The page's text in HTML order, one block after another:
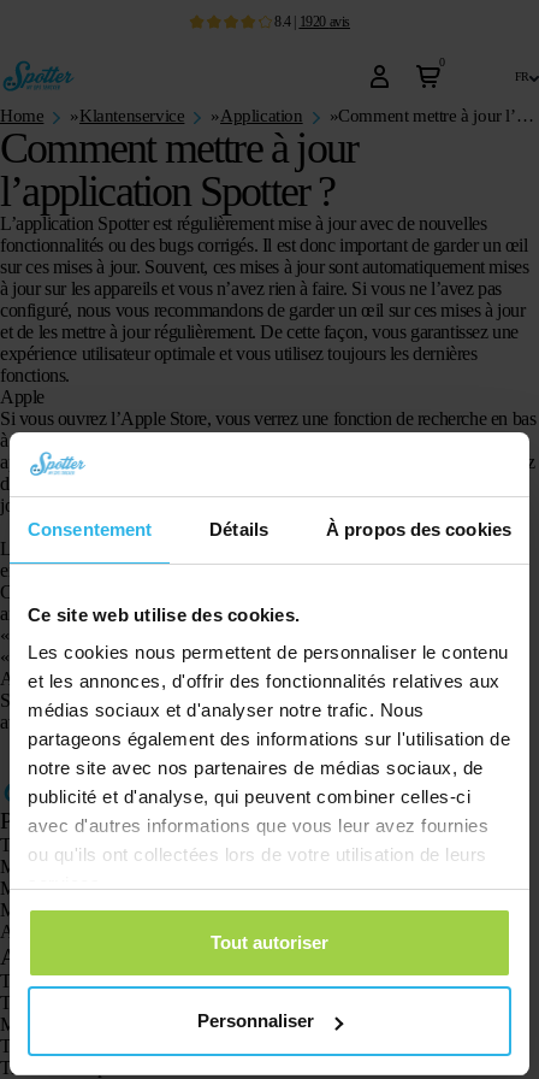
Consentement Détails À propos des cookies
Ce site web utilise des cookies.
Les cookies nous permettent de personnaliser le contenu
et les annonces, d'offrir des fonctionnalités relatives aux
médias sociaux et d'analyser notre trafic. Nous
partageons également des informations sur l'utilisation de
notre site avec nos partenaires de médias sociaux, de
publicité et d'analyse, qui peuvent combiner celles-ci
avec d'autres informations que vous leur avez fournies
ou qu'ils ont collectées lors de votre utilisation de leurs
Tout autoriser
Personnaliser
8.4| 1920 avis
0
fr
Home »Klantenservice »Application » Comment mettre à jour l’application Spotter ?
Comment mettre à jour
l’application Spotter ?
L’application Spotter est régulièrement mise à jour avec de nouvelles
fonctionnalités ou des bugs corrigés. Il est donc important de garder un œil
sur ces mises à jour. Souvent, ces mises à jour sont automatiquement mises
à jour sur les appareils et vous n’avez rien à faire. Si vous ne l’avez pas
configuré, nous vous recommandons de garder un œil sur ces mises à jour
et de les mettre à jour régulièrement. De cette façon, vous garantissez une
expérience utilisateur optimale et vous utilisez toujours les dernières
fonctions.
Apple
Si vous ouvrez l’Apple Store, vous verrez une fonction de recherche en bas
à droite. Là, vous recherchez « spotter gps ». L’application Spotter
apparaîtra maintenant. Cliquez sur l’icône de l’application et vous trouverez
des informations sur l’état actuel de l’application et si elle doit être mise à
jour avec une version plus récente.
Android
Lorsque vous ouvrez le Play Store, cliquez sur le bouton de menu (cercle)
en haut à droite ou utilisez l’écran de recherche et entrez « spotter gps ».
Cliquez ensuite sur « gérer les applications et l’appareil ». Ensuite, vous
arriverez sur la page de mise à jour. Ensuite, recherchez sur cette page
« Spotter GPS ». Lorsque vous avez trouvé l’application, cliquez sur
« mettre à jour ». L’application est en cours de mise à jour.
Application Web
Si vous utilisez
l’application Web , elle est automatiquement mise à jour
avec les mises à jour. Vous n’avez rien à faire pour cela.
Produits
Traceur GPS Spotter X10
Montre GPS Spotter Senior
Montre GPS Spotter Explorer
Montre GPS Spotter pour enfants
Animal Spotter
Applications
Traceurs GPS
Traceur GPS pour enfants
Montres GPS pour enfants
Traceur GPS pour chats
Traceur GPS pour chiens